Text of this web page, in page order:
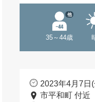
35～44歳
他
2023年4月7日
市平和町 付近